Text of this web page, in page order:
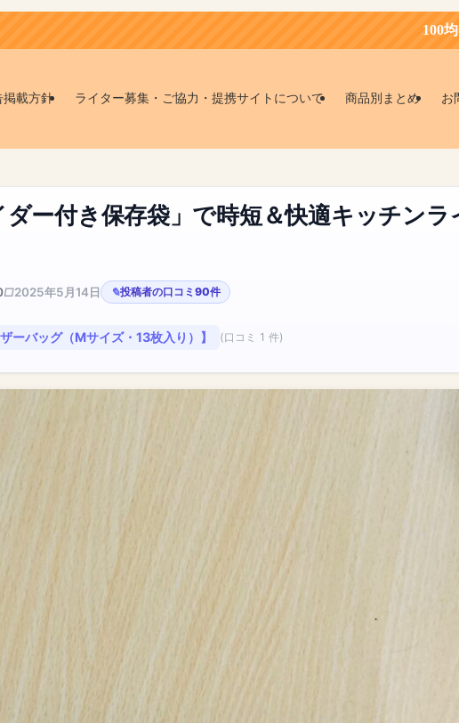
100均レビュー会員募集
掲載方針 ライター募集・ご協力・提携サイトについて 商品別まとめ お
ダー付き保存袋」で時短＆快適キッチンラ
2025年5月14日 投稿者の口コミ90件
ーバッグ（Mサイズ・13枚入り）】 (口コミ 1 件)